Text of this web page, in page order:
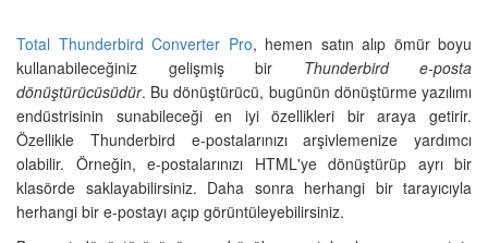
Total Thunderbird Converter Pro, hemen satın alıp ömür boyu
kullanabileceğiniz gelişmiş bir Thunderbird e-posta
dönüştürücüsüdür. Bu dönüştürücü, bugünün dönüştürme yazılımı
endüstrisinin sunabileceği en iyi özellikleri bir araya getirir.
Özellikle Thunderbird e-postalarınızı arşivlemenize yardımcı
olabilir. Örneğin, e-postalarınızı HTML'ye dönüştürüp ayrı bir
klasörde saklayabilirsiniz. Daha sonra herhangi bir tarayıcıyla
herhangi bir e-postayı açıp görüntüleyebilirsiniz.